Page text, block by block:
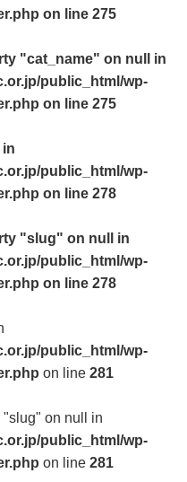
on line 275
"cat_name" on null in
public_html/wp-
on line 275
in
public_html/wp-
on line 278
"slug" on null in
public_html/wp-
on line 278
public_html/wp-
on line 281
"slug" on null in
public_html/wp-
on line 281